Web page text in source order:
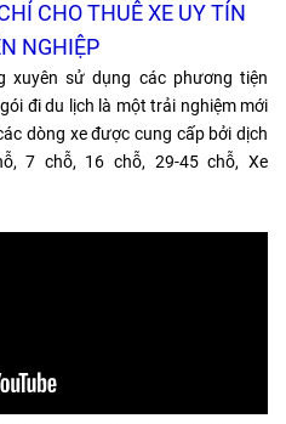
CHO THUÊ XE UY TÍN
NGHIỆP
xuyên sử dụng các phương tiện
đi du lịch là một trải nghiệm mới
dòng xe được cung cấp bởi dịch
7 chỗ, 16 chỗ, 29-45 chỗ, Xe